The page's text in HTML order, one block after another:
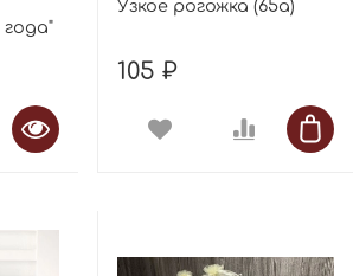
Узкое рогожка (65а)
105 ₽